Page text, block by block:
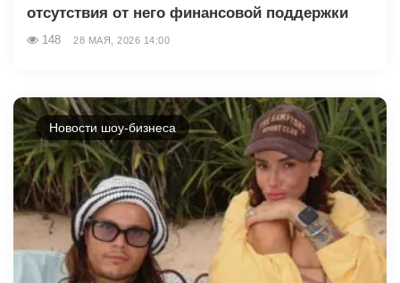
отсутствия от него финансовой поддержки
148 28 МАЯ, 2026 14:00
Новости шоу-бизнеса